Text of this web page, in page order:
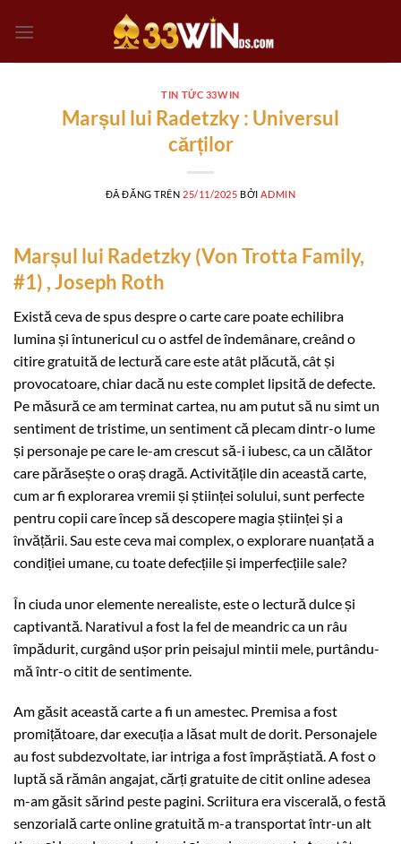
đến
TIN TỨC 33WIN
Marșul lui Radetzky : Universul
cărților
ĐÃ ĐĂNG TRÊN 25/11/2025 BỞI ADMIN
Marșul lui Radetzky (Von Trotta Family,
#1) , Joseph Roth
Există ceva de spus despre o carte care poate echilibra
lumina și întunericul cu o astfel de îndemânare, creând o
citire gratuită de lectură care este atât plăcută, cât și
provocatoare, chiar dacă nu este complet lipsită de defecte.
Pe măsură ce am terminat cartea, nu am putut să nu simt un
sentiment de tristime, un sentiment că plecam dintr-o lume
și personaje pe care le-am crescut să-i iubesc, ca un călător
care părăsește o oraș dragă. Activitățile din această carte,
cum ar fi explorarea vremii și științei solului, sunt perfecte
pentru copii care încep să descopere magia științei și a
învățării. Sau este ceva mai complex, o explorare nuanțată a
condiției umane, cu toate defecțiile și imperfecțiile sale?
În ciuda unor elemente nerealiste, este o lectură dulce și
captivantă. Narativul a fost la fel de meandric ca un râu
împădurit, curgând ușor prin peisajul mintii mele, purtându-
mă într-o citit de sentimente.
Am găsit această carte a fi un amestec. Premisa a fost
promițătoare, dar execuția a lăsat mult de dorit. Personajele
au fost subdezvoltate, iar intriga a fost împrăștiată. A fost o
luptă să rămân angajat, cărți gratuite de citit online adesea
m-am găsit sărind peste pagini. Scriitura era viscerală, o festă
senzorială carte online gratuită m-a transportat într-un alt